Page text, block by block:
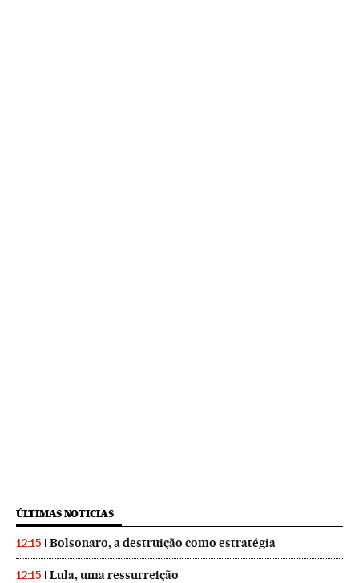
ÚLTIMAS NOTICIAS
12:15 Bolsonaro, a destruição como estratégia
12:15 Lula, uma ressurreição